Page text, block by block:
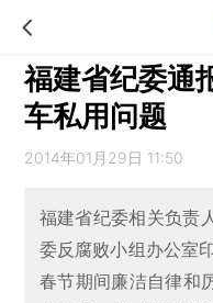
福建省纪委通
车私用问题
2014年01月29日 11:50
福建省纪委相关负责
委反腐败小组办公室
春节期间廉洁自律和